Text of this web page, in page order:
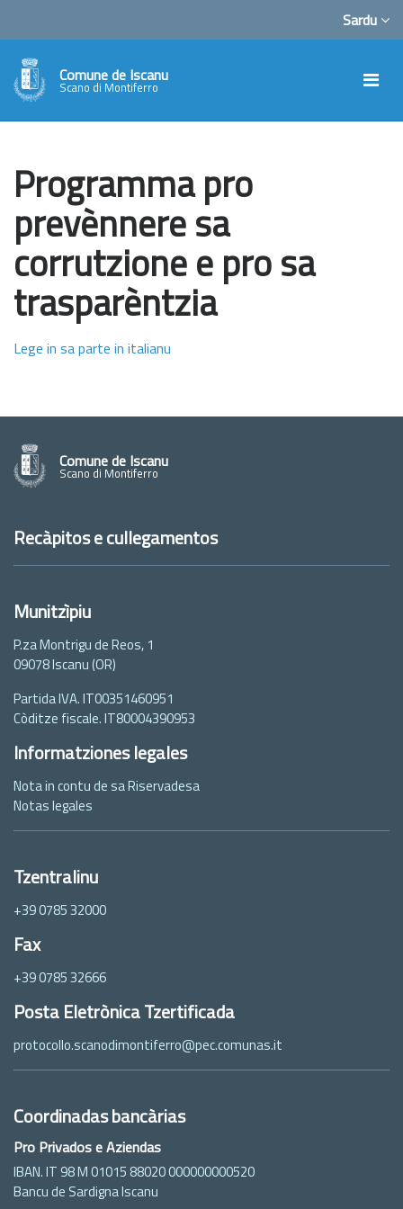
Sardu
Comune de Iscanu
Scano di Montiferro
Programma pro
prevènnere sa
corrutzione e pro sa
trasparèntzia
Lege in sa parte in italianu
Comune de Iscanu
Scano di Montiferro
Recàpitos e cullegamentos
Munitzìpiu
P.za Montrigu de Reos, 1
09078 Iscanu (OR)
Partida IVA. IT00351460951
Còditze fiscale. IT80004390953
Informatziones legales
Nota in contu de sa Riservadesa
Notas legales
Tzentralinu
+39 0785 32000
Fax
+39 0785 32666
Posta Eletrònica Tzertificada
protocollo.scanodimontiferro@pec.comunas.it
Coordinadas bancàrias
Pro Privados e Aziendas
IBAN. IT 98 M 01015 88020 000000000520
Bancu de Sardigna Iscanu